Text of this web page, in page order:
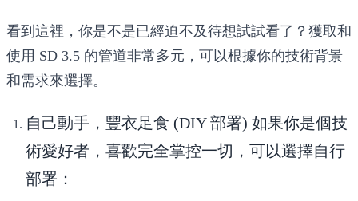
看到這裡，你是不是已經迫不及待想試試看了？獲取和
使用 SD 3.5 的管道非常多元，可以根據你的技術背景
和需求來選擇。
自己動手，豐衣足食 (DIY 部署) 如果你是個技
術愛好者，喜歡完全掌控一切，可以選擇自行
部署：